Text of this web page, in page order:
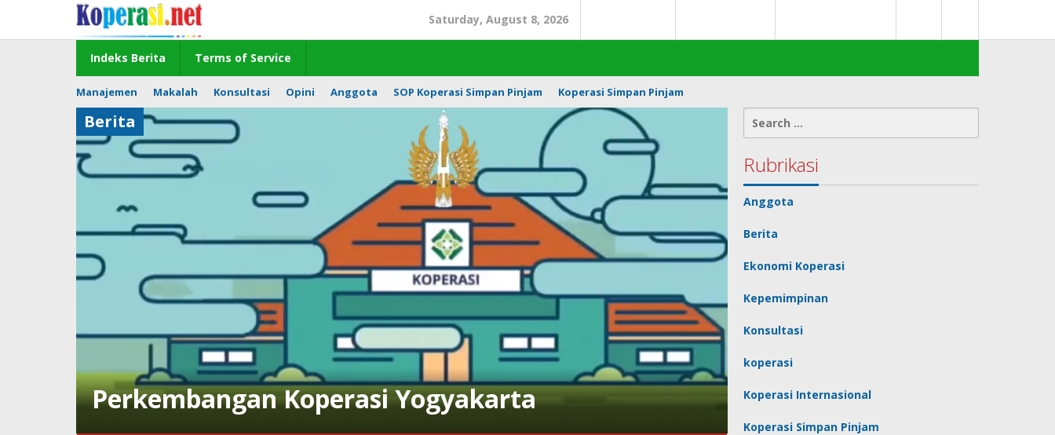
content
Saturday, August 8, 2026
Indeks Berita Terms of Service
Manajemen Makalah Konsultasi Opini Anggota SOP Koperasi Simpan Pinjam Koperasi Simpan Pinjam
Perkembangan Koperasi Yogyakarta
Berita
for:
Rubrikasi
Anggota
Berita
Ekonomi Koperasi
Kepemimpinan
Konsultasi
koperasi
Koperasi Internasional
Koperasi Simpan Pinjam